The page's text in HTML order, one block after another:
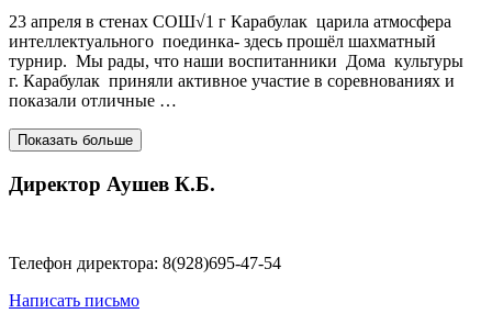
23 апреля в стенах СОШ√1 г Карабулак царила атмосфера
интеллектуального поединка- здесь прошёл шахматный
турнир. Мы рады, что наши воспитанники Дома культуры
г. Карабулак приняли активное участие в соревнованиях и
показали отличные …
Показать больше
Директор Аушев К.Б.
Телефон директора: 8(928)695-47-54
Написать письмо